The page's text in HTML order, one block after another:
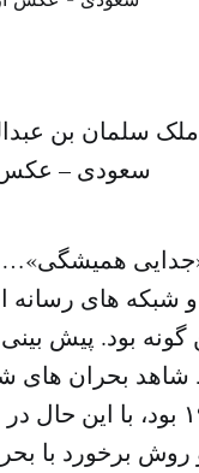
ملک سلمان بن
سعودی – عکس
و شبکه های
بود. پیش بینی
شاهد بحران
مانند ممنوعیت صادرات نفت در سال
برخورد با